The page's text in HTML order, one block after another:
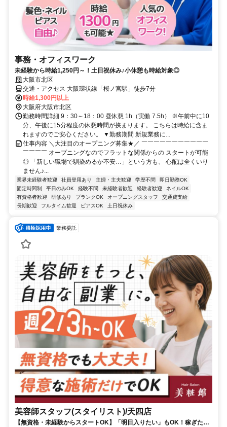
事務・オフィスワーク
未経験から時給1,250円～！土日祝休み♪小休憩も時給対象◎
大阪市北区
交通・アクセス 大阪環状線「桜ノ宮駅」徒歩7分
時給1,300円以上
大阪府大阪市北区
勤務時間詳細 9：30～18：00 昼休憩 1h（実働 7.5h） ※午前中に10
分、午後に15分程度の休憩時間が挟まります。 こちらは時給に含ま
れますのでご安心ください。 ▼勤務期間 新規業務に...
仕事内容 ＼大注目のオープニング募集★／ ￣￣￣￣￣￣￣￣￣￣￣
￣￣￣￣ オープニングなのでフラットな関係からの スタートが可能
◎ 「新しい職場で馴染めるか不安…」という方も、 心配は全くいり
ません♪...
業界未経験者歓迎 社員登用あり 主婦・主夫歓迎 学歴不問
即日勤務OK
固定時間制
平日のみOK 経験不問 未経験者歓迎 経験者歓迎
ネイルOK
有資格者歓迎
研修あり ブランクOK オープニングスタッフ
交通費支給
長期歓迎
フルタイム歓迎 ピアスOK 土日祝休み
業務委託
美容師スタッフ(スタイリスト)/天四店
【無資格・未経験からスタートOK】「明日入りたい」もOK！稼ぎたい